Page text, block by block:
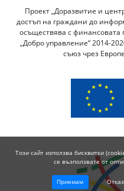
Проект „Доразвитие и
достъп на граждани до
осъществява с финансовата
„Добро управление“ 2014-
съюз чрез
Този сайт използва бисквитки
се възползвате от
Приемам Отказ